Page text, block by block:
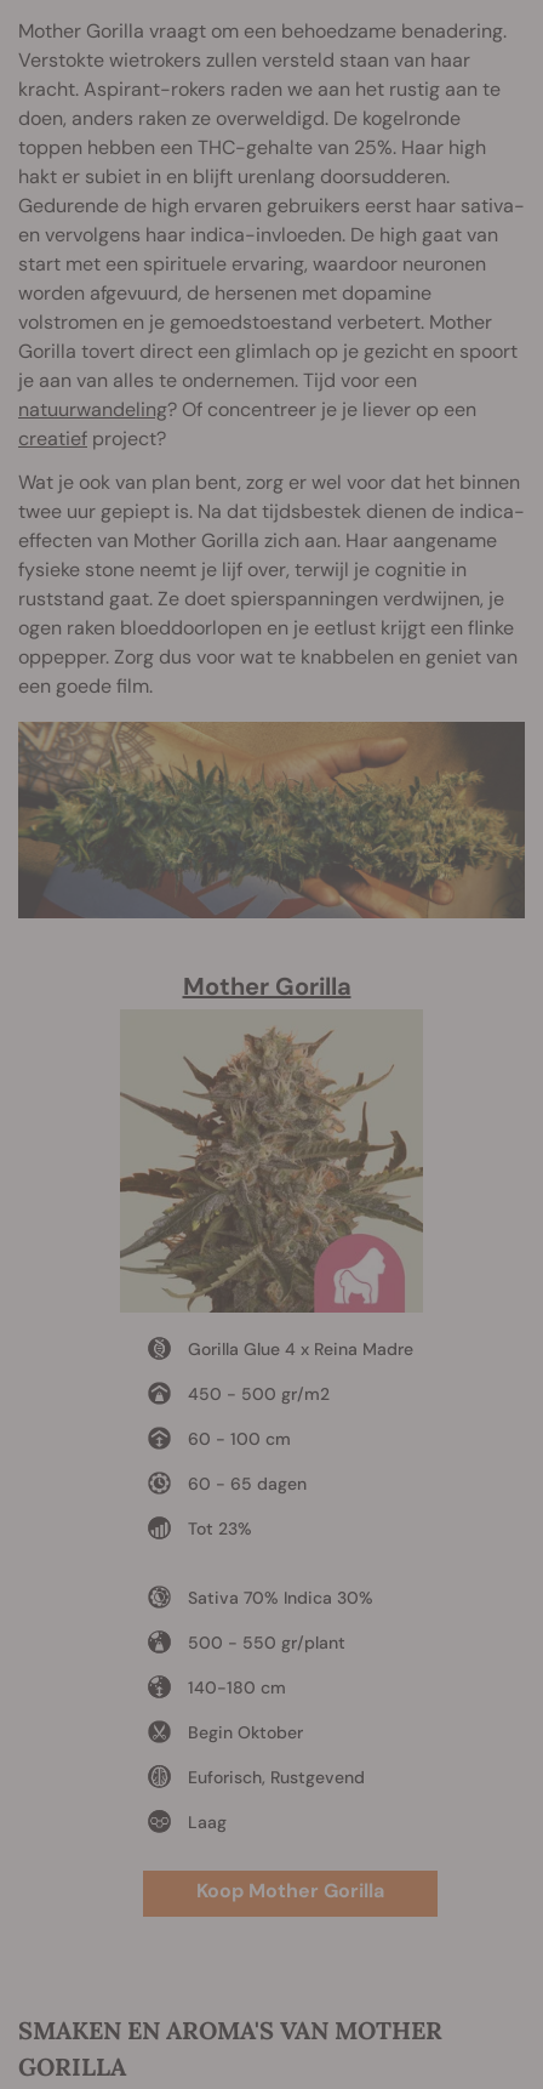
Mother Gorilla vraagt om een behoedzame benadering.
Verstokte wietrokers zullen versteld staan van haar
kracht. Aspirant-rokers raden we aan het rustig aan te
doen, anders raken ze overweldigd. De kogelronde
toppen hebben een THC-gehalte van 25%. Haar high
hakt er subiet in en blijft urenlang doorsudderen.
Gedurende de high ervaren gebruikers eerst haar sativa-
en vervolgens haar indica-invloeden. De high gaat van
start met een spirituele ervaring, waardoor neuronen
worden afgevuurd, de hersenen met dopamine
volstromen en je gemoedstoestand verbetert. Mother
Gorilla tovert direct een glimlach op je gezicht en spoort
je aan van alles te ondernemen. Tijd voor een
natuurwandeling? Of concentreer je je liever op een
creatief project?
Wat je ook van plan bent, zorg er wel voor dat het binnen
twee uur gepiept is. Na dat tijdsbestek dienen de indica-
effecten van Mother Gorilla zich aan. Haar aangename
fysieke stone neemt je lijf over, terwijl je cognitie in
ruststand gaat. Ze doet spierspanningen verdwijnen, je
ogen raken bloeddoorlopen en je eetlust krijgt een flinke
oppepper. Zorg dus voor wat te knabbelen en geniet van
een goede film.
Mother Gorilla
Gorilla Glue 4 x Reina Madre
450 - 500 gr/m2
60 - 100 cm
60 - 65 dagen
Tot 23%
Sativa 70% Indica 30%
500 - 550 gr/plant
140-180 cm
Begin Oktober
Euforisch, Rustgevend
Laag
Koop Mother Gorilla
SMAKEN EN AROMA'S VAN MOTHER
GORILLA